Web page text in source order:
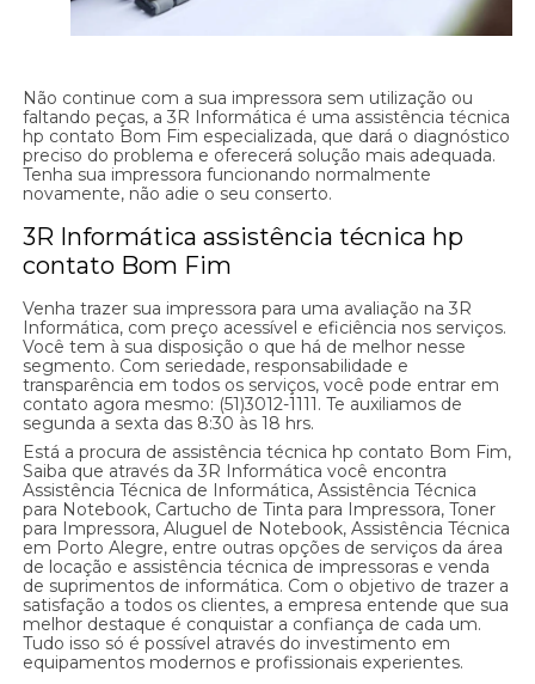
Não continue com a sua impressora sem utilização ou
faltando peças, a 3R Informática é uma assistência técnica
hp contato Bom Fim especializada, que dará o diagnóstico
preciso do problema e oferecerá solução mais adequada.
Tenha sua impressora funcionando normalmente
novamente, não adie o seu conserto.
3R Informática assistência técnica hp
contato Bom Fim
Venha trazer sua impressora para uma avaliação na 3R
Informática, com preço acessível e eficiência nos serviços.
Você tem à sua disposição o que há de melhor nesse
segmento. Com seriedade, responsabilidade e
transparência em todos os serviços, você pode entrar em
contato agora mesmo: (51)3012-1111. Te auxiliamos de
segunda a sexta das 8:30 às 18 hrs.
Está a procura de assistência técnica hp contato Bom Fim,
Saiba que através da 3R Informática você encontra
Assistência Técnica de Informática, Assistência Técnica
para Notebook, Cartucho de Tinta para Impressora, Toner
para Impressora, Aluguel de Notebook, Assistência Técnica
em Porto Alegre, entre outras opções de serviços da área
de locação e assistência técnica de impressoras e venda
de suprimentos de informática. Com o objetivo de trazer a
satisfação a todos os clientes, a empresa entende que sua
melhor destaque é conquistar a confiança de cada um.
Tudo isso só é possível através do investimento em
equipamentos modernos e profissionais experientes.